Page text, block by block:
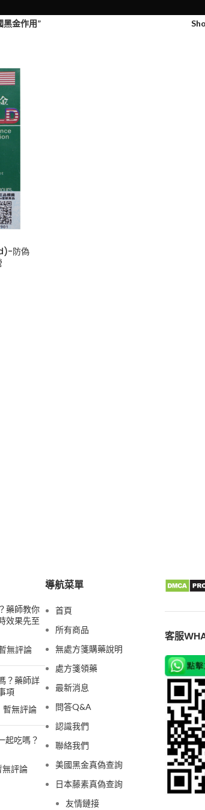
黑金作用”
防偽
藥師教你
效果先至
無評論
？藥師詳
項
暫無評論
起吃嗎？
無評論
導航菜單
首頁
所有商品
無處方箋購藥說明
處方箋領藥
最新消息
問答Q&A
認識我們
聯絡我們
美國黑金真偽查詢
日本藤素真偽查詢
友情鏈接
客服